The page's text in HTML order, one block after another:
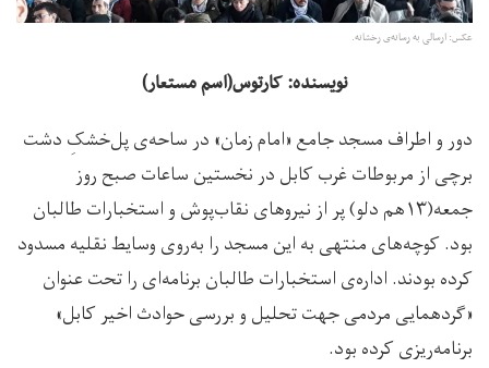
عکس: ارسالی به رسانه‌ی رخشانه.
نویسنده: کارتوس(اسم مستعار)
دور و اطراف مسجد جامع «امام زمان» در ساحه‌ی پل‌خشکِ دشت‌
برچی از مربوطات غرب کابل در نخستین ساعات صبح روز
جمعه(۱۳هم دلو) پر از نیروهای نقاب‌پوش و استخبارات طالبان
بود. کوچه‌های منتهی به این مسجد را به‌روی وسایط نقلیه مسدود
کرده بودند. اداره‌ی استخبارات طالبان برنامه‌ای را تحت عنوان
«گردهمایی مردمی جهت تحلیل و بررسی حوادث اخیر کابل»
برنامه‌ریزی کرده بود.